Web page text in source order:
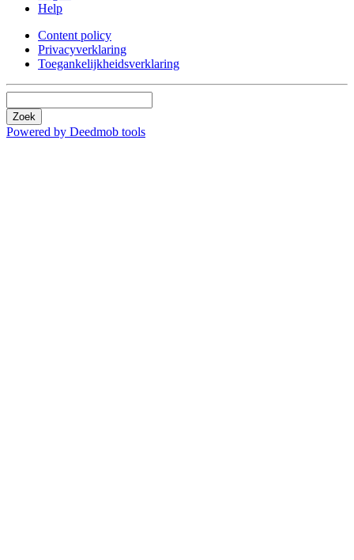
Help
Content policy
Privacyverklaring
Toegankelijkheidsverklaring
Zoek
Powered by Deedmob tools